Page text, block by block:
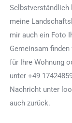
Selbstverständlich
meine
mir auch ein Foto
Gemeinsam
für Ihre Wohnung
unter +49
Nachricht unter
auch zurück.